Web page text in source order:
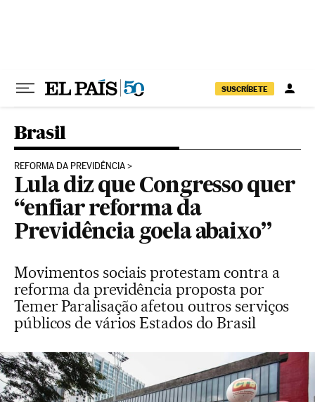
SUSCRÍBETE
Brasil
REFORMA DA PREVIDÊNCIA
Lula diz que Congresso quer
“enfiar reforma da
Previdência goela abaixo”
Movimentos sociais protestam contra a
reforma da previdência proposta por
Temer Paralisação afetou outros serviços
públicos de vários Estados do Brasil